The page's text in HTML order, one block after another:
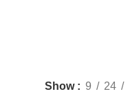
Show 9 24